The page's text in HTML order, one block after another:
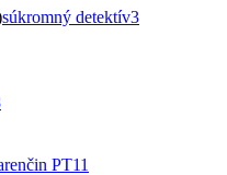
súkromný detektív3
PT11